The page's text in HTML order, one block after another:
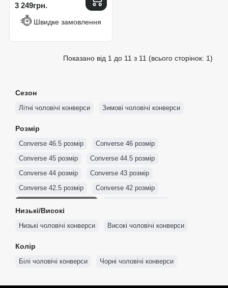
3 249грн.
Швидке замовлення
Показано від 1 до 11 з 11 (всього сторінок: 1)
Сезон
Літні чоловічі конверси Зимові чоловічі конверси
Розмір
Converse 46.5 розмір
Converse 46 розмір
Converse 45 розмір
Converse 44.5 розмір
Converse 44 розмір
Converse 43 розмір
Converse 42.5 розмір
Converse 42 розмір
Converse 37.5 розмір
Converse 36.5 розмір
Converse 36 розмір
Низькі/Високі
Низькі чоловічі конверси Високі чоловічі конверси
Колір
Білі чоловічі конверси Чорні чоловічі конверси